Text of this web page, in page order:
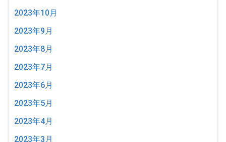
2023年10月
2023年9月
2023年8月
2023年7月
2023年6月
2023年5月
2023年4月
2023年3月